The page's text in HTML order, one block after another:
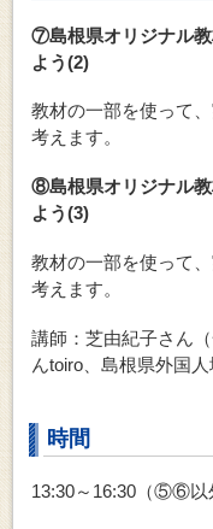
⑦島根県オリジナル
よう(2)
教材の一部を使って
考えます。
⑧島根県オリジナル
よう(3)
教材の一部を使って
考えます。
講師：芝由紀子さん
んtoiro、島根県外国
時間
13:30～16:30（⑤⑥以